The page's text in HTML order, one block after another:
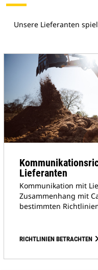
Unsere Lieferanten
Lieferanten
Kommunikation mit
Zusammenhang mit
bestimmten
RICHTLINIEN BETRACHTEN